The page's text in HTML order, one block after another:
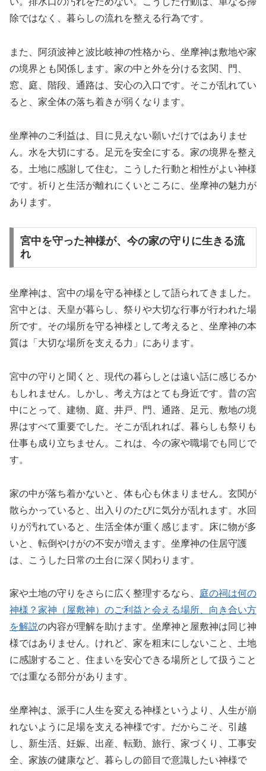
除ではなく、暮らしの流れを整える行為です。
また、阿須波神と波比岐神の性格から、坐摩神は敷地や家
の境界とも関係します。家の中と外を分ける玄関、門、
窓、庭、階段、通路は、安心の入口です。そこが乱れてい
ると、家全体の落ち着きが弱くなります。
坐摩神のご利益は、目に見えない願いだけではありませ
ん。水を大切にする。足元を安全にする。家の境界を整え
る。土地に感謝して住む。こうした行動と相性がよい神様
です。祈りと生活が離れにくいところに、坐摩神の魅力が
あります。
宮中を守った神様が、今の家の守りに生きる流
れ
坐摩神は、宮中の場を守る神様として語られてきました。
宮中とは、天皇が暮らし、祭りや大切な行事が行われた場
所です。その場所を守る神様として考えると、坐摩神の本
質は「大切な場所を支える力」にあります。
宮中の守りと聞くと、現代の暮らしとは遠い話に感じるか
もしれません。しかし、考え方はとても身近です。昔の宮
中にとって、建物、庭、井戸、門、通路、足元、敷地の境
界はすべて重要でした。そこが乱れれば、暮らしも祭りも
仕事も成り立ちません。これは、今の家や職場でも同じで
す。
家の中が落ち着かないと、体も心も休まりません。玄関が
散らかっていると、出入りのたびに気分が乱れます。水回
りが汚れていると、生活全体が重く感じます。床に物が多
いと、転倒やけがの不安が増えます。坐摩神の住居守護
は、こうした日常の土台に深く関わります。
家や土地の守りをさらに広く整理するなら、 庭の祠は何の
神様？家神（屋敷神）のご利益と会える場所、向き合い方
を解説の内容が理解を助けます。坐摩神と屋敷神は同じ神
様ではありません。けれど、家を粗末にしないこと、土地
に感謝すること、住まいを安心できる場所として扱うこと
では重なる部分があります。
坐摩神は、派手に人生を変える神様というより、人生が崩
れないように足場を支える神様です。だからこそ、引越
し、新生活、妊娠、出産、転勤、旅行、家づくり、工事安
全、家族の健康など、暮らしの節目で意識したい神様で